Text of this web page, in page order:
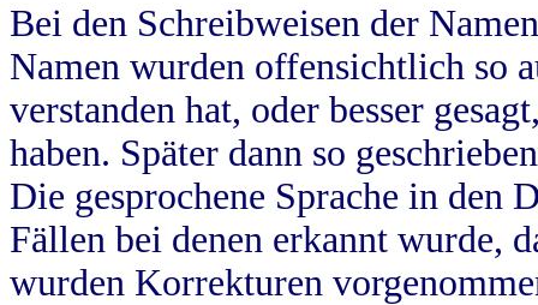
Bei den Schreibweisen der
Namen wurden offensichtlich so
verstanden hat, oder besser
haben. Später dann so
Die gesprochene Sprache in
Fällen bei denen erkannt wurde,
wurden Korrekturen